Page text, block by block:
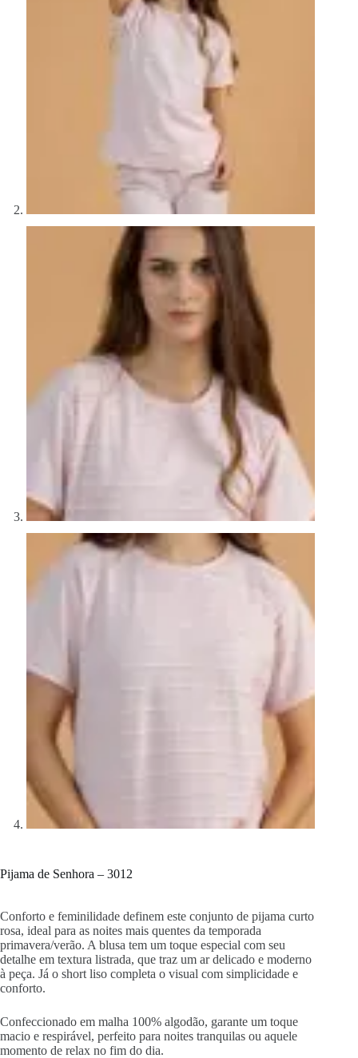
Pijama de Senhora – 3012
Conforto e feminilidade definem este conjunto de pijama curto
rosa, ideal para as noites mais quentes da temporada
primavera/verão. A blusa tem um toque especial com seu
detalhe em textura listrada, que traz um ar delicado e moderno
à peça. Já o short liso completa o visual com simplicidade e
conforto.
Confeccionado em malha 100% algodão, garante um toque
macio e respirável, perfeito para noites tranquilas ou aquele
momento de relax no fim do dia.